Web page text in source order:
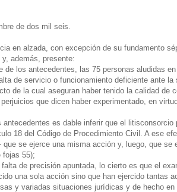
de dos mil seis.
en alzada, con excepción de su fundamento
además, presente:
de los antecedentes, las 75 personas aludidas
de servicio o funcionamiento deficiente ante
de la cual aseguran haber tenido la calidad de
que dicen haber experimentado, en
es dable inferir que el
18 del Código de Procedimiento Civil. A ese
que se ejerce una misma acción y, luego, que se
fojas 55);
de precisión apuntada, lo cierto es que el
una sola acción sino que han ejercido tantas
y variadas situaciones jurídicas y de hecho